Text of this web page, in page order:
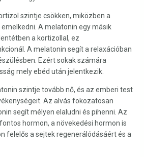
szintje csökken, miközben a
A melatonin egy másik
a kortizollal, ez
A melatonin segít a relaxációban
Ezért sokak számára
mely ebéd után jelentkezik.
szintje tovább nő, és az emberi test
Az alvás fokozatosan
segít mélyen elaludni és pihenni. Az
hormon, a növekedési hormon is
felelős a sejtek regenerálódásáért és a